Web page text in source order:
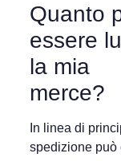
Quanto
essere
la mia
merce?
In linea di
spedizione può